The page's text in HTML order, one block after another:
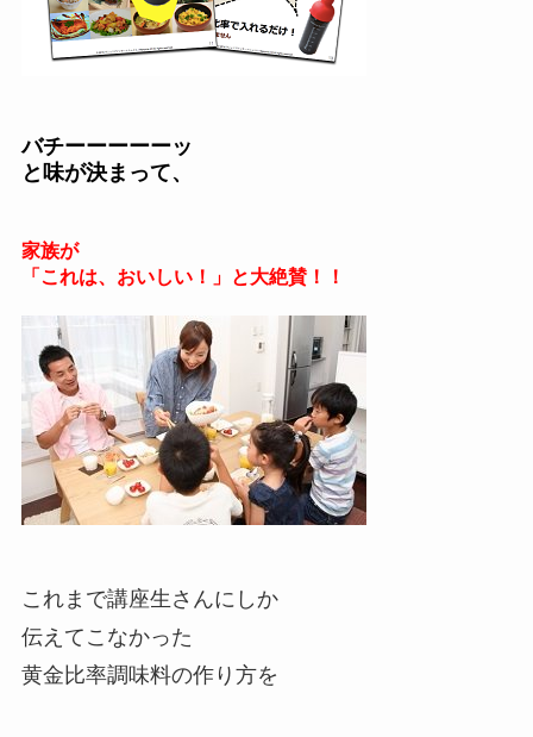
バチーーーーーッ
と味が決まって、
家族が
「これは、おいしい！」と大絶賛！！
これまで講座生さんにしか
伝えてこなかった
黄金比率調味料の作り方を